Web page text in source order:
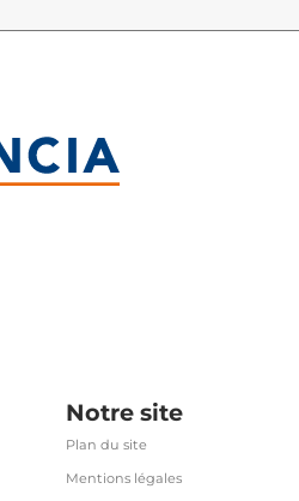
Notre site
Plan du site
Mentions légales